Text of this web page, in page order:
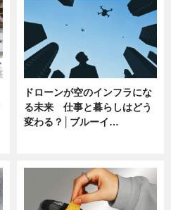
ドローンが空のインフラにな
る未来 仕事と暮らしはどう
変わる？│ブルーイ…